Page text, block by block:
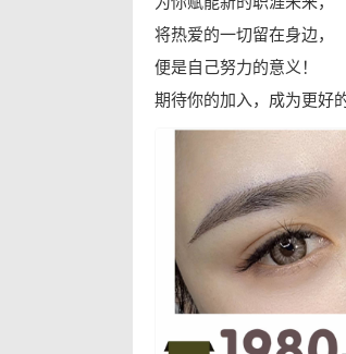
将热爱的一切留在身边，
便是自己努力的意义！
期待你的加入，成为更好